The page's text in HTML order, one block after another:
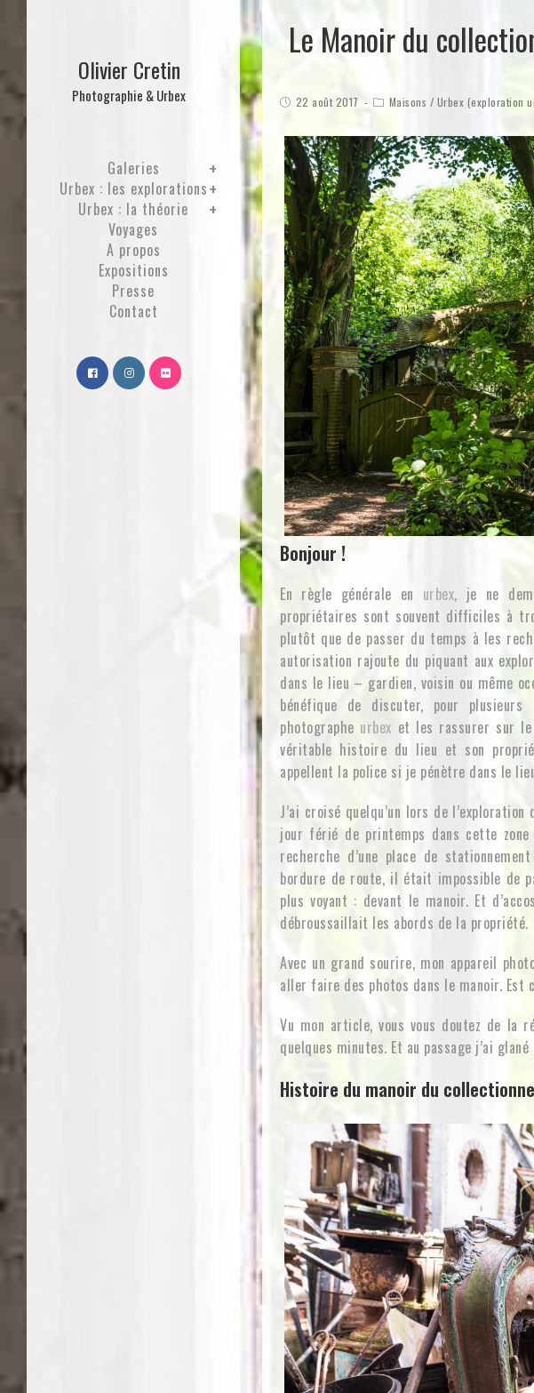
Olivier Cretin
Photographie & Urbex
Galeries
Urbex : les explorations
Urbex : la théorie
Voyages
A propos
Expositions
Presse
Contact
Le Manoir du
22 août 2017 Maisons / Urbex (exploration
Bonjour !
En règle générale en urbex, je ne
propriétaires sont souvent difficiles à
plutôt que de passer du temps à les
autorisation rajoute du piquant aux
dans le lieu – gardien, voisin ou même
bénéfique de discuter, pour
photographe urbex et les rassurer sur le
véritable histoire du lieu et son
appellent la police si je pénètre dans le
J’ai croisé quelqu’un lors de
jour férié de printemps dans cette
recherche d’une place de
bordure de route, il était impossible de
plus voyant : devant le manoir. Et
débroussaillait les abords de la propriété.
Avec un grand sourire, mon appareil
aller faire des photos dans le manoir. Est
Vu mon article, vous vous doutez de la
quelques minutes. Et au passage j’ai
Histoire du manoir du